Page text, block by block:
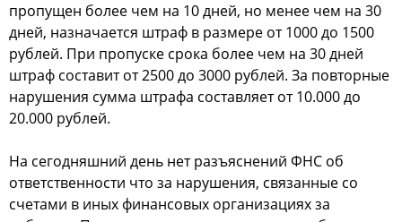
пропущен более чем на 10 дней, но менее чем на 30
дней, назначается штраф в размере от 1000 до 1500
рублей. При пропуске срока более чем на 30 дней
штраф составит от 2500 до 3000 рублей. За повторные
нарушения сумма штрафа составляет от 10.000 до
20.000 рублей.
На сегодняшний день нет разъяснений ФНС об
ответственности что за нарушения, связанные со
счетами в иных финансовых организациях за